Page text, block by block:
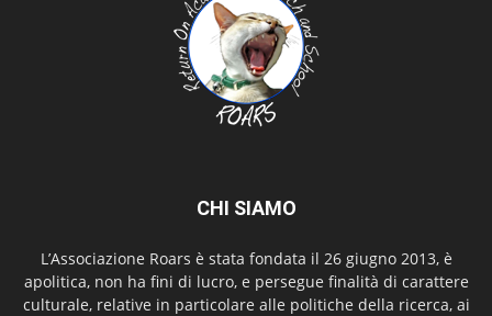
CHI SIAMO
L’Associazione Roars è stata fondata il 26 giugno 2013, è
apolitica, non ha fini di lucro, e persegue finalità di carattere
culturale, relative in particolare alle politiche della ricerca, ai